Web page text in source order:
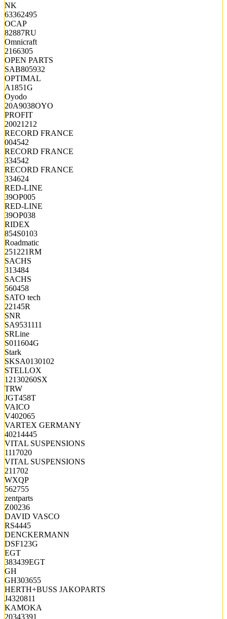
NK
63362495
OCAP
82887RU
Omnicraft
2166305
OPEN PARTS
SAB805932
OPTIMAL
A1851G
Oyodo
20A9038OYO
PROFIT
20021212
RECORD FRANCE
004542
RECORD FRANCE
334542
RECORD FRANCE
334624
RED-LINE
39OP005
RED-LINE
39OP038
RIDEX
854S0103
Roadmatic
251221RM
SACHS
313484
SACHS
560458
SATO tech
22145R
SNR
SA9531111
SRLine
S011604G
Stark
SKSA0130102
STELLOX
12130260SX
TRW
JGT458T
VAICO
V402065
VARTEX GERMANY
40214445
VITAL SUSPENSIONS
1117020
VITAL SUSPENSIONS
211702
WXQP
562755
zentparts
Z00236
DAVID VASCO
RS4445
DENCKERMANN
DSF123G
EGT
383439EGT
GH
GH303655
HERTH+BUSS JAKOPARTS
J4320811
KAMOKA
20343391